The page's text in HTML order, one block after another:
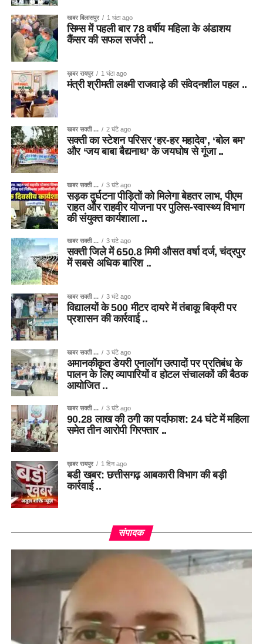
खबर बिलासपुर 1 घंटा ago
सिम्स में पहली बार 78 वर्षीय महिला के अंडाशय
कैंसर की सफल सर्जरी ..
ख़बर रायपुर 1 घंटा ago
मंत्री श्रीमती लक्ष्मी राजवाड़े की संवेदनशील पहल ..
खबर सक्ती ... 2 घंटे ago
सक्ती का स्टेशन परिसर ‘हर-हर महादेव’, ‘बोल बम’
और ‘जय बाबा बैद्यनाथ’ के जयघोष से गूंजा ..
खबर सक्ती ... 3 घंटे ago
सड़क दुर्घटना पीड़ितों को मिलेगा बेहतर लाभ, पीएम
राहत और राहवीर योजना पर पुलिस-स्वास्थ्य विभाग
की संयुक्त कार्यशाला ..
खबर सक्ती ... 3 घंटे ago
सक्ती जिले में 650.8 मिमी औसत वर्षा दर्ज, चंद्रपुर
में सबसे अधिक बारिश ..
खबर सक्ती ... 3 घंटे ago
विद्यालयों के 500 मीटर दायरे में तंबाकू बिक्री पर
प्रशासन की कार्रवाई ..
खबर सक्ती ... 3 घंटे ago
अमानकीकृत डेयरी एनालॉग उत्पादों पर प्रतिबंध के
पालन के लिए व्यापारियों व होटल संचालकों की बैठक
आयोजित ..
खबर सक्ती ... 3 घंटे ago
90.28 लाख की ठगी का पर्दाफाश: 24 घंटे में महिला
समेत तीन आरोपी गिरफ्तार ..
ख़बर रायपुर 1 दिन ago
बडी खबर: छत्तीसगढ़ आबकारी विभाग की बड़ी
कार्रवाई ..
संपादक